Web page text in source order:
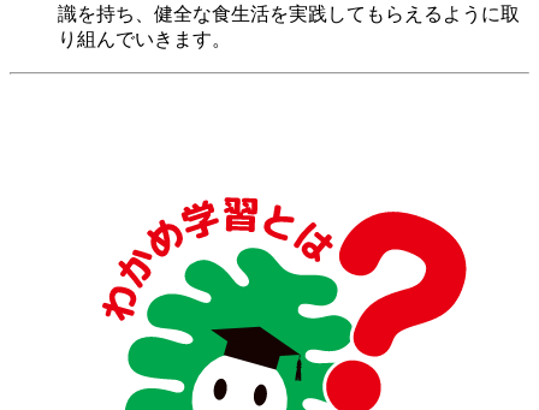
識を持ち、健全な食生活を実践してもらえるように取
り組んでいきます。